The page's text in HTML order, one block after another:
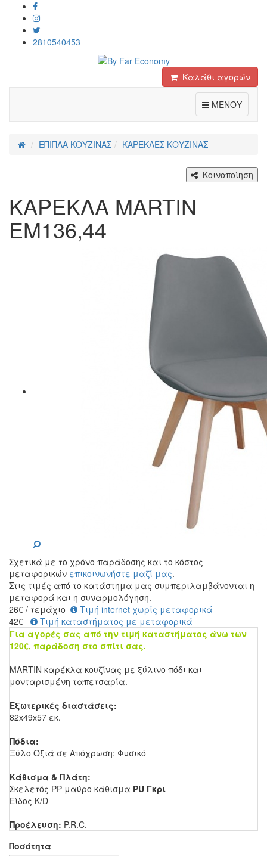
2810540453
Καλάθι αγορών
ΜΕΝΟΥ
ΕΠΙΠΛΑ ΚΟΥΖΙΝΑΣ ΚΑΡΕΚΛΕΣ ΚΟΥΖΙΝΑΣ
Κοινοποίηση
ΚΑΡΕΚΛΑ MARTIN
ΕΜ136,44
Σχετικά με το χρόνο παράδοσης και το κόστος
μεταφορικών επικοινωνήστε μαζί μας.
Στις τιμές από το κατάστημα μας συμπεριλαμβάνονται η
μεταφορά και η συναρμολόγηση.
26€ / τεμάχιο
Τιμή internet χωρίς μεταφορικά
42€
Τιμή καταστήματος με μεταφορικά
Για αγορές σας από την τιμή καταστήματος άνω των
120€, παράδοση στο σπίτι σας.
MARTIN καρέκλα κουζίνας με ξύλινο πόδι και
μονταρισμένη ταπετσαρία.
Εξωτερικές διαστάσεις:
82x49x57 εκ.
Πόδια:
Ξύλο Οξιά σε Απόχρωση: Φυσικό
Κάθισμα & Πλάτη:
Σκελετός ΡΡ μαύρο κάθισμα PU Γκρι
Είδος K/D
Προέλευση: P.R.C.
Ποσότητα